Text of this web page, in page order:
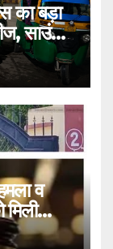
का बड़ा
साउंड
व
मिली